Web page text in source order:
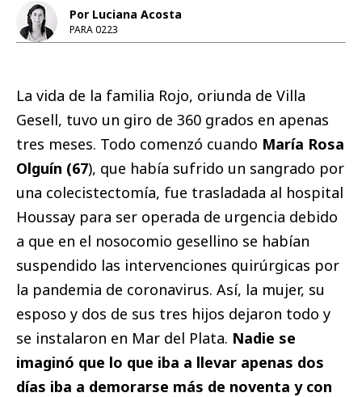
Por Luciana Acosta
PARA 0223
La vida de la familia Rojo, oriunda de Villa
Gesell, tuvo un giro de 360 grados en apenas
tres meses. Todo comenzó cuando María Rosa
Olguín (67), que había sufrido un sangrado por
una colecistectomía, fue trasladada al hospital
Houssay para ser operada de urgencia debido
a que en el nosocomio gesellino se habían
suspendido las intervenciones quirúrgicas por
la pandemia de coronavirus. Así, la mujer, su
esposo y dos de sus tres hijos dejaron todo y
se instalaron en Mar del Plata. Nadie se
imaginó que lo que iba a llevar apenas dos
días iba a demorarse más de noventa y con